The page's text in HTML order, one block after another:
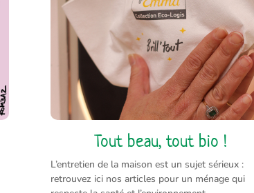
Tout beau, tout bio !
L’entretien de la maison est un sujet sérieux :
retrouvez ici nos articles pour un ménage qui